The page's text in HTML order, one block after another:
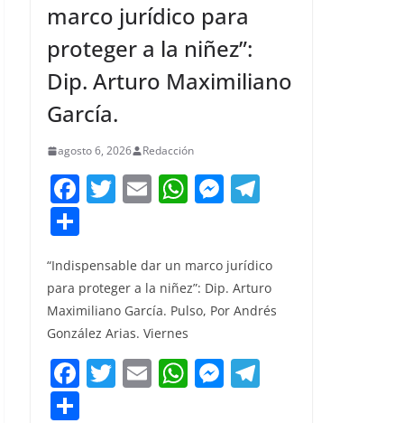
marco jurídico para
proteger a la niñez”:
Dip. Arturo Maximiliano
García.
agosto 6, 2026 Redacción
F
e
b
o
o
k
T
er
E
l
W
s
A
p
M
e
n
er
gr
a
m
p
ar
tir
“Indispensable dar un marco jurídico
para proteger a la niñez”: Dip. Arturo
Maximiliano García. Pulso, Por Andrés
González Arias. Viernes
F T E W M